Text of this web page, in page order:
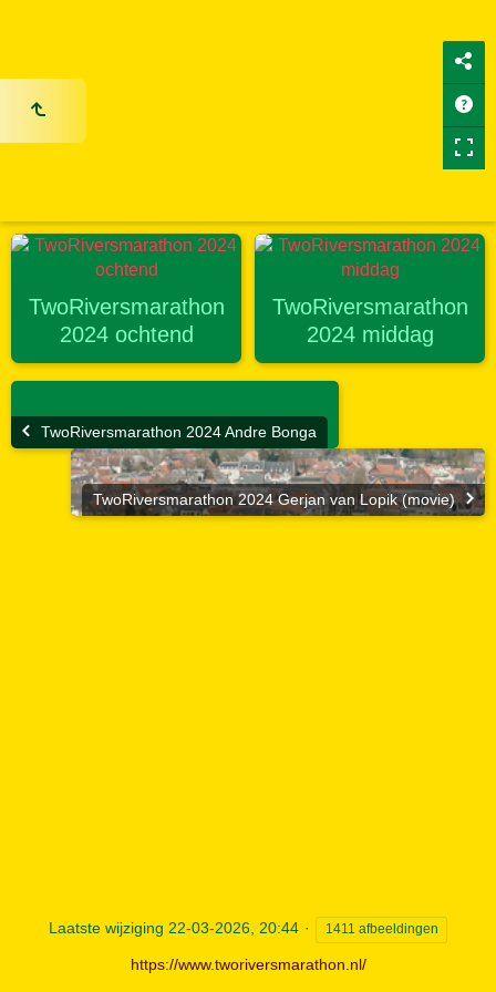
TwoRiversmarathon
2024 ochtend
TwoRiversmarathon
2024 middag
TwoRiversmarathon 2024 Andre Bonga
TwoRiversmarathon 2024 Gerjan van Lopik (movie)
Laatste wijziging 22-03-2026, 20:44 1411 afbeeldingen
https://www.tworiversmarathon.nl/